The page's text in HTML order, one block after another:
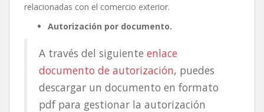
relacionadas con el comercio exterior.
Autorización por documento.
A través del siguiente enlace
documento de autorización, puedes
descargar un documento en formato
pdf para gestionar la autorización